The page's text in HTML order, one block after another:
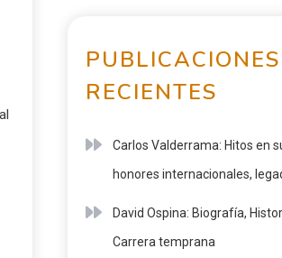
PUBLICACIONES
RECIENTES
Carlos Valderrama: Hitos en
honores internacionales,
David Ospina: Biografía,
Carrera temprana